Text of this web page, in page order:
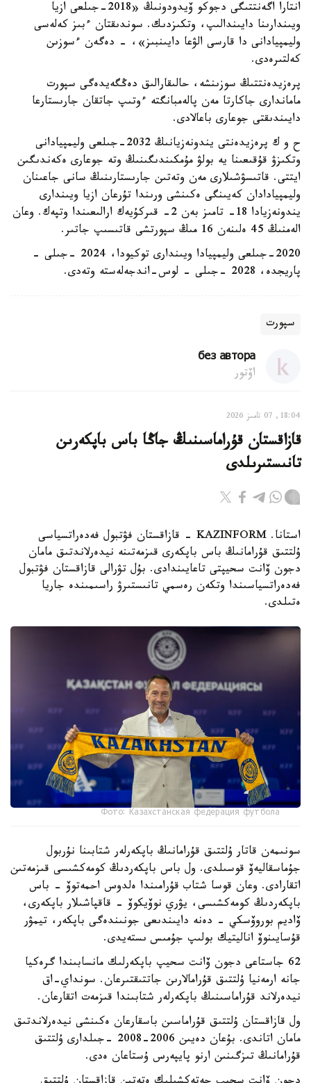
انتارا اگەنتتىگى دجوكو ۆيدودونىڭ «2018-جىلعى ازيا
ويىندارىنا دايىندالىپ، وتكىزدىك. سوندىقتان ءبىز كەلەسى
وليمپيادانى دا قارسى الۋعا دايىنبىز»، - دەگەن ءسوزىن
كەلتىرەدى.
پرەزيدەنتتىڭ سوزىنشە، حالىقارالىق دەڭگەيدەگى سپورت
ماماندارى جاكارتا مەن پالەمبانگتە ءوتىپ جاتقان جارىستارعا
دايىندىقتى جوعارى باعالادى.
ح و ك پرەزيدەنتى يندونەزيانىڭ 2032-جىلعى وليمپيادانى
وتكىزۋ قۇقىعىنا يە بولۋ مۇمكىندىگىنىڭ وتە جوعارى ەكەندىگىن
ايتتى. قاتىسۋشىلارى مەن وتەتىن جارىستارىنىڭ سانى جاعىنان
وليمپيادادان كەيىنگى ەكىنشى ورىندا تۇرعان ازيا ويىندارى
يندونەزيادا 18- تامىز بەن 2- قىركۇيەك ارالىعىندا وتپەك. وعان
الەمنىڭ 45 ەلىنەن 16 مىڭ سپورتشى قاتىسىپ جاتىر.
2020-جىلعى وليمپيادا ويىندارى توكيودا، 2024 -جىلى -
پاريجدە، 2028 -جىلى - لوس-اندجەلەستە وتەدى.
سپورت
без автора
اۆتور
18:04, 07 تامىز 2026
قازاقستان قۇراماسىنىڭ جاڭا باس باپكەرىن
تانىستىرىلدى
استانا. KAZINFORM - قازاقستان فۋتبول فەدەراتسياسى
ۇلتتىق قۇرامانىڭ باس باپكەرى قىزمەتىنە نيدەرلاندتىق مامان
دجون ۆانت سحيپتى تاعايىندادى. بۇل تۋرالى قازاقستان فۋتبول
فەدەراتسياسىندا وتكەن رەسمي تانىستىرۋ راسىمىندە جاريا
ەتىلدى.
Фото: Казахстанская федерация футбола
سونىمەن قاتار ۇلتتىق قۇرامانىڭ باپكەرلەر شتابىنا نۇربول
جۇماسقاليەۆ قوسىلدى. ول باس باپكەردىڭ كومەكشىسى قىزمەتىن
اتقارادى. وعان قوسا شتاب قۇرامىندا ەلدوس احمەتوۆ - باس
باپكەردىڭ كومەكشىسى، يۋري نوۆيكوۆ - قاقپاشىلار باپكەرى،
ۆاديم بوروۆسكي - دەنە دايىندىعى جونىندەگى باپكەر، تيمۋر
قۇسايىنوۆ اناليتيك بولىپ جۇمىس ىستەيدى.
62 جاستاعى دجون ۆانت سحيپ باپكەرلىك مانسابىندا گرەكيا
جانە ارمەنيا ۇلتتىق قۇرامالارىن جاتتىقتىرعان. سونداي-اق
نيدەرلاند قۇراماسىنىڭ باپكەرلەر شتابىندا قىزمەت اتقارعان.
ول قازاقستان ۇلتتىق قۇراماسىن باسقارعان ەكىنشى نيدەرلاندتىق
مامان اتاندى. بۇعان دەيىن 2006-2008 -جىلدارى ۇلتتىق
قۇرامانىڭ تىزگىنىن ارنو پايپەرس ۇستاعان ەدى.